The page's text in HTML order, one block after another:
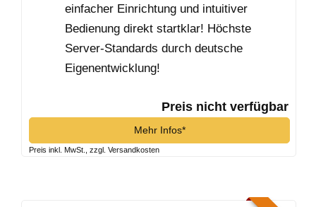
einfacher Einrichtung und intuitiver
Bedienung direkt startklar! Höchste
Server-Standards durch deutsche
Eigenentwicklung!
Preis nicht verfügbar
Mehr Infos*
Preis inkl. MwSt., zzgl. Versandkosten